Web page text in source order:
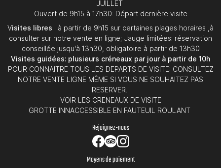
JUILLET
Ouvert de 9h15 à 17h30: Départ dernière visite
Visites libres : à partir de 9h15 sur certaines plages horaires ,à
consulter sur notre vente en ligne; Jauge limitées: réservation
conseillée jusqu'à 13h30, obligatoire à partir de 13h30
Visites guidées: plusieurs créneaux par jour à partir de 10h
POUR CONNAITRE TOUS LES DEPARTS DE VISITE: CONSULTEZ
NOTRE VENTE LIGNE MÊME SI VOUS NE SOUHAITEZ PAS
RESERVER.
VOIR LES CRENEAUX DE VISITE
GROTTE INNACCESSIBLE EN FAUTEUIL ROULANT
Rejoignez-nous
Moyens de paiement